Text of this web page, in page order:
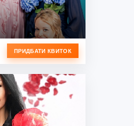
ПРИДБАТИ КВИТОК